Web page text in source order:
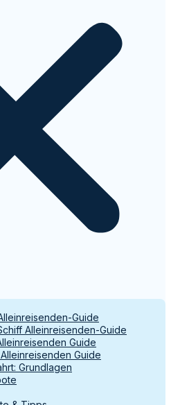
Guide
Alleinreisenden-Guide
Guide
Guide
Grundlagen